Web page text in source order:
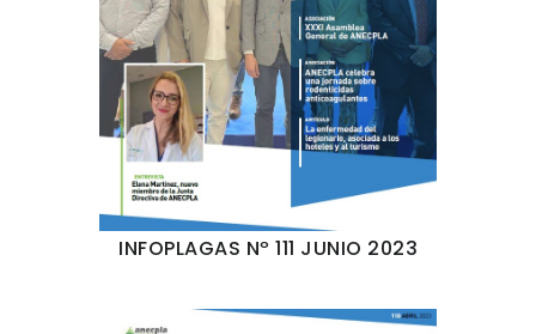
INFOPLAGAS Nº 111 JUNIO 2023